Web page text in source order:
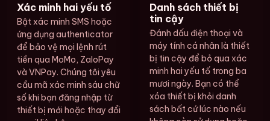
Xác minh hai yếu tố
Bật xác minh SMS hoặc
ứng dụng authenticator
để bảo vệ mọi lệnh rút
tiền qua MoMo, ZaloPay
và VNPay. Chúng tôi yêu
cầu mã xác minh sáu chữ
số khi bạn đăng nhập từ
thiết bị mới hoặc thay đổi
Danh sách thiết bị
tin cậy
Đánh dấu điện thoại và
máy tính cá nhân là thiết
bị tin cậy để bỏ qua xác
minh hai yếu tố trong ba
mươi ngày. Bạn có thể
xóa thiết bị khỏi danh
sách bất cứ lúc nào nếu